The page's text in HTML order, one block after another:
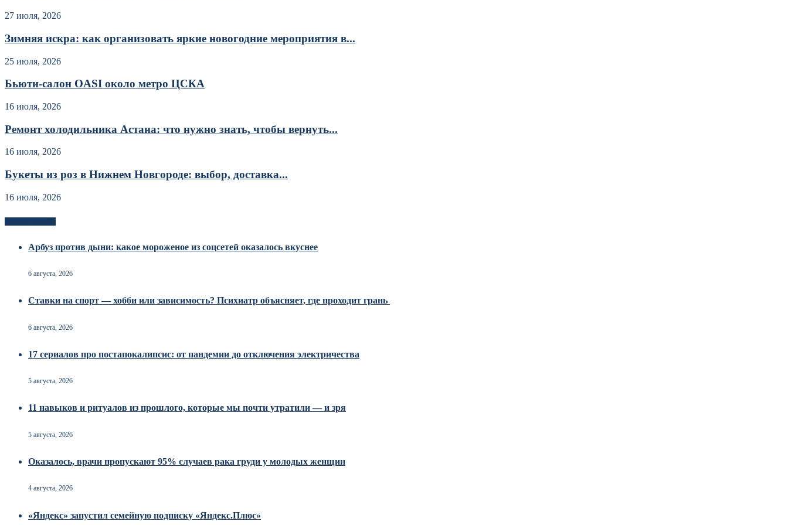
27 июля, 2026
Зимняя искра: как организовать яркие новогодние мероприятия в...
25 июля, 2026
Бьюти-салон OASI около метро ЦСКА
16 июля, 2026
Ремонт холодильника Астана: что нужно знать, чтобы вернуть...
16 июля, 2026
Букеты из роз в Нижнем Новгороде: выбор, доставка...
16 июля, 2026
Арбуз против дыни: какое мороженое из соцсетей оказалось вкуснее
6 августа, 2026
Ставки на спорт — хобби или зависимость? Психиатр объясняет, где проходит грань
6 августа, 2026
17 сериалов про постапокалипсис: от пандемии до отключения электричества
5 августа, 2026
11 навыков и ритуалов из прошлого, которые мы почти утратили — и зря
5 августа, 2026
Оказалось, врачи пропускают 95% случаев рака груди у молодых женщин
4 августа, 2026
«Яндекс» запустил семейную подписку «Яндекс.Плюс»